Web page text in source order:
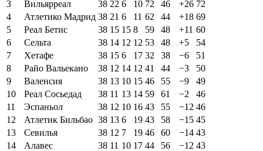
3 Вильярреал 38 22 6 10 72 46 +26 72
4
Атлетико Мадрид 38 21 6 11 62 44 +18 69
5
Реал Бетис 38 15 15 8 59 48 +11 60
6
Сельта 38 14 12 12 53 48 +5
54
7
Хетафе 38 15 6 17 32 38 −6
51
8
Райо Вальекано 38 12 14 12 41 44 −3
50
9
Валенсия 38 13 10 15 46 55 −9
49
10
Реал Сосьедад 38 11 13 14 59 61 −2
46
11
Эспаньол 38 12 10 16 43 55 −12 46
12
Атлетик Бильбао 38 13 6 19 43 58 −15 45
13
Севилья 38 12 7 19 46 60 −14 43
14
Алавес 38 11 10 17 44 56 −12 43